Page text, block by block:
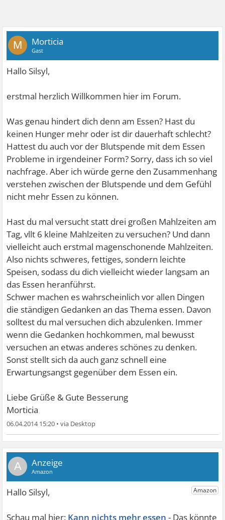
M Morticia
Gast
Hallo Silsyl,
erstmal herzlich Willkommen hier im Forum.
Was genau hindert dich denn am Essen? Hast du
keinen Hunger mehr oder ist dir dauerhaft schlecht?
Hattest du auch vor der Blutspende mit dem Essen
Probleme in irgendeiner Form? Sorry, dass ich so viel
nachfrage. Aber ich würde gerne den Zusammenhang
verstehen zwischen der Blutspende und dem Gefühl
nicht mehr Essen zu können.
Hast du mal versucht statt drei großen Mahlzeiten am
Tag, vllt 6 kleine Mahlzeiten zu versuchen? Und dann
vielleicht auch erstmal magenschonende Mahlzeiten.
Also nichts schweres, fettiges, sondern leichte
Speisen, sodass du dich vielleicht wieder langsam an
das Essen heranführst.
Schwer machen es wahrscheinlich vor allen Dingen
die ständigen Gedanken an das Thema essen. Davon
solltest du mal versuchen dich abzulenken. Immer
wenn die Gedanken hochkommen, mal bewusst
versuchen an etwas anderes schönes zu denken.
Sonst stellt sich da auch ganz schnell eine
Erwartungsangst gegenüber dem Essen ein.
Liebe Grüße & Gute Besserung
Morticia
06.04.2014 15:20 •
A
Kann nichts mehr essen